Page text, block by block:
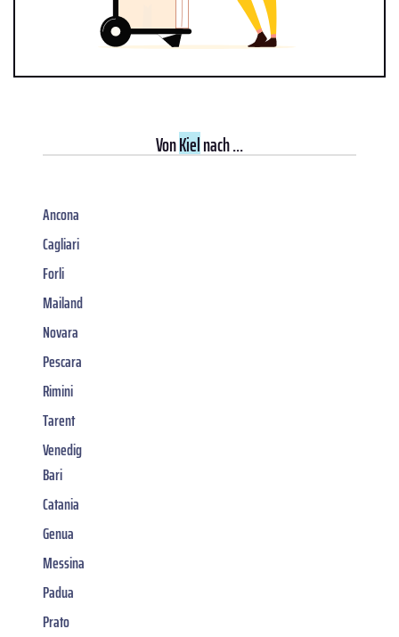
VonKielnach ...
Ancona
Cagliari
Forli
Mailand
Novara
Pescara
Rimini
Tarent
Venedig
Bari
Catania
Genua
Messina
Padua
Prato